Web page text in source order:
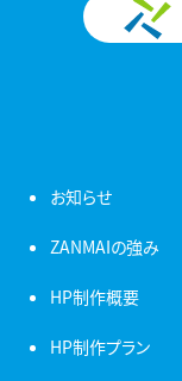
お知らせ
ZANMAIの強み
HP制作概要
HP制作プラン